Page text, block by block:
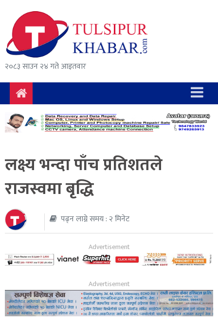
२०८३ साउन २४ गते आइतवार
समाचार
राजनीति
सुरक्षा/
अपराध
दुर्घटना
विचार
अर्थ
संवाद
मनोरञ्जन
लक्ष्य भन्दा पाँच प्रतिशतले
राजस्वमा बृद्धि
पढ्न लाग्ने समय : २ मिनेट